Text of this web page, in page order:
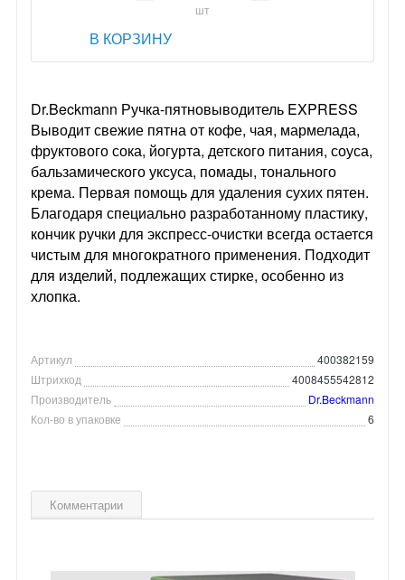
шт
В КОРЗИНУ
Dr.Beckmann Ручка-пятновыводитель EXPRESS
Выводит свежие пятна от кофе, чая, мармелада,
фруктового сока, йогурта, детского питания, соуса,
бальзамического уксуса, помады, тонального
крема. Первая помощь для удаления сухих пятен.
Благодаря специально разработанному пластику,
кончик ручки для экспресс-очистки всегда остается
чистым для многократного применения. Подходит
для изделий, подлежащих стирке, особенно из
хлопка.
Артикул
400382159
Штрихкод
4008455542812
Производитель
Dr.Beckmann
Кол-во в упаковке
6
Комментарии